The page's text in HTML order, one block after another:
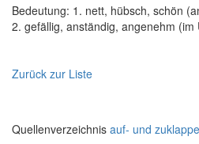
Bedeutung: 1. nett, hübsch, schön
2. gefällig, anständig, angenehm (im
Zurück zur Liste
Quellenverzeichnis auf- und